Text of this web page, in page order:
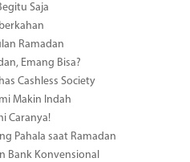
Saja
Ramadan
Emang Bisa?
Cashless Society
Makin Indah
Caranya!
Pahala saat Ramadan
Bank Konvensional